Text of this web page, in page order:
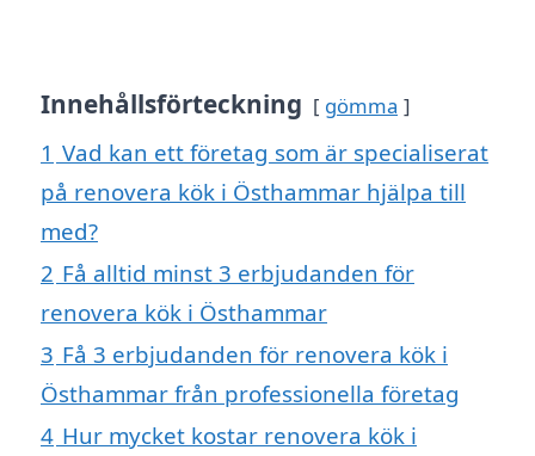
Innehållsförteckning gömma
1 Vad kan ett företag som är specialiserat
på renovera kök i Östhammar hjälpa till
med?
2 Få alltid minst 3 erbjudanden för
renovera kök i Östhammar
3 Få 3 erbjudanden för renovera kök i
Östhammar från professionella företag
4 Hur mycket kostar renovera kök i